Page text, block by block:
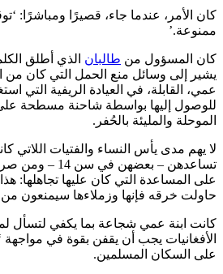
كان الأمر، عندما جاء، قصيرًا ومباشرًا:
ممنوعة.’
كان المسؤول من طالبان الذي أطلق
يشير إلى وسائل منع الحمل التي كان من
عمي، القابلة، في العيادة الريفية التي
للوصول إليها بواسطة شاحنة مسطحة
الموحلة والمليئة بالحُفر.
لا يهم مدى يأس النساء والفتيات اللاتي
تساعدهن – بعضهن
على المساعدة التي كان عليها تجاهلها:
حاولت خرقه فإنها وزملاءها سيمنعون من
كانت ابنة عمي شجاعة بما يكفي لتسأل
الأفغانيات يجب أن يقفن بقوة في
على السكان المسلمين.